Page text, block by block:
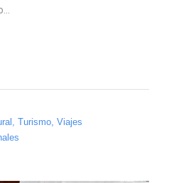
Turismo Viajes